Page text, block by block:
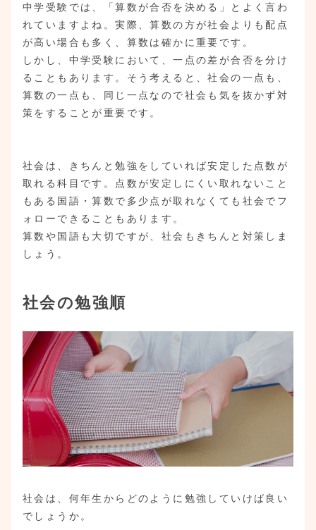
中学受験では、「算数が合否を決める」とよく言わ
れていますよね。実際、算数の方が社会よりも配点
が高い場合も多く、算数は確かに重要です。
しかし、中学受験において、一点の差が合否を分け
ることもあります。そう考えると、社会の一点も、
算数の一点も、同じ一点なので社会も気を抜かず対
策をすることが重要です。
社会は、きちんと勉強をしていれば安定した点数が
取れる科目です。点数が安定しにくい取れないこと
もある国語・算数で多少点が取れなくても社会でフ
ォローできることもあります。
算数や国語も大切ですが、社会もきちんと対策しま
しょう。
社会の勉強順
社会は、何年生からどのように勉強していけば良い
でしょうか。